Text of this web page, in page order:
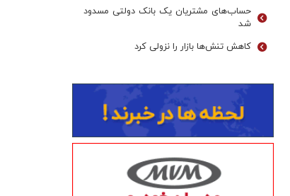
حساب‌های مشتریان یک بانک‌ دولتی مسدود
شد
کاهش تنش‌ها بازار را نزولی کرد